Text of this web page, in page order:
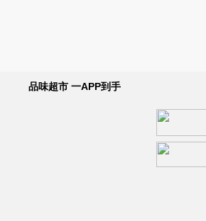
品味超市 一APP到手